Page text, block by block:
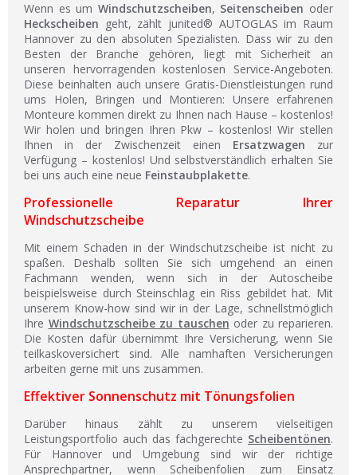
Wenn es um Windschutzscheiben, Seitenscheiben oder
Heckscheiben geht, zählt junited® AUTOGLAS im Raum
Hannover zu den absoluten Spezialisten. Dass wir zu den
Besten der Branche gehören, liegt mit Sicherheit an
unseren hervorragenden kostenlosen Service-Angeboten.
Diese beinhalten auch unsere Gratis-Dienstleistungen rund
ums Holen, Bringen und Montieren: Unsere erfahrenen
Monteure kommen direkt zu Ihnen nach Hause – kostenlos!
Wir holen und bringen Ihren Pkw – kostenlos! Wir stellen
Ihnen in der Zwischenzeit einen Ersatzwagen zur
Verfügung – kostenlos! Und selbstverständlich erhalten Sie
bei uns auch eine neue Feinstaubplakette.
Professionelle Reparatur Ihrer
Windschutzscheibe
Mit einem Schaden in der Windschutzscheibe ist nicht zu
spaßen. Deshalb sollten Sie sich umgehend an einen
Fachmann wenden, wenn sich in der Autoscheibe
beispielsweise durch Steinschlag ein Riss gebildet hat. Mit
unserem Know-how sind wir in der Lage, schnellstmöglich
Ihre Windschutzscheibe zu tauschen oder zu reparieren.
Die Kosten dafür übernimmt Ihre Versicherung, wenn Sie
teilkaskoversichert sind. Alle namhaften Versicherungen
arbeiten gerne mit uns zusammen.
Effektiver Sonnenschutz mit Tönungsfolien
Darüber hinaus zählt zu unserem vielseitigen
Leistungsportfolio auch das fachgerechte Scheibentönen.
Für Hannover und Umgebung sind wir der richtige
Ansprechpartner, wenn Scheibenfolien zum Einsatz